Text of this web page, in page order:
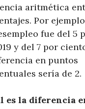
aritmética
Por
fue del 5
y del 7 por
en puntos
sería de 2.
es la diferencia